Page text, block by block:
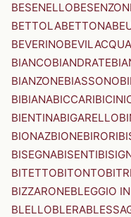
BESENELLO
BETTOLABETTONA
BEVERINOBEVILACQUA
BIANCOBIANDRATE
BIANZONEBIASSONO
BIBIANABICCARI
BIENTINABIGARELLO
BIONAZBIONEBIRORI
BISEGNABISENTI
BITETTOBITONTO
BIZZARONEBLEGGIO
BLELLOBLERA